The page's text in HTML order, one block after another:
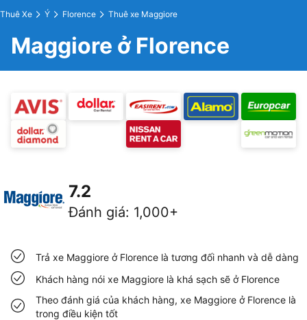
Thuê Xe Ý Florence Thuê xe Maggiore
Maggiore ở Florence
7.2
Đánh giá: 1,000+
Trả xe Maggiore ở Florence là tương đối nhanh và dễ dàng
Khách hàng nói xe Maggiore là khá sạch sẽ ở Florence
Theo đánh giá của khách hàng, xe Maggiore ở Florence là
trong điều kiện tốt